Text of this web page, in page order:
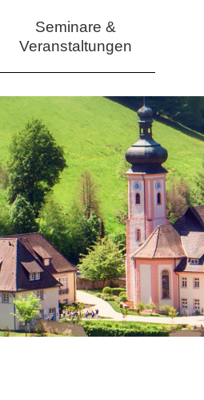
Seminare &
Veranstaltungen